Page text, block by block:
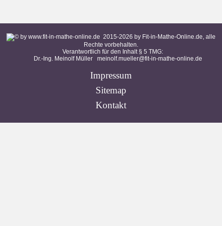
2015-2026 by Fit-in-Mathe-Online.de, alle
Rechte vorbehalten.
Verantwortlich für den Inhalt § 5 TMG:
Dr.-Ing. Meinolf Müller meinolf.mueller@fit-in-mathe-online.de
Impressum
Sitemap
Kontakt